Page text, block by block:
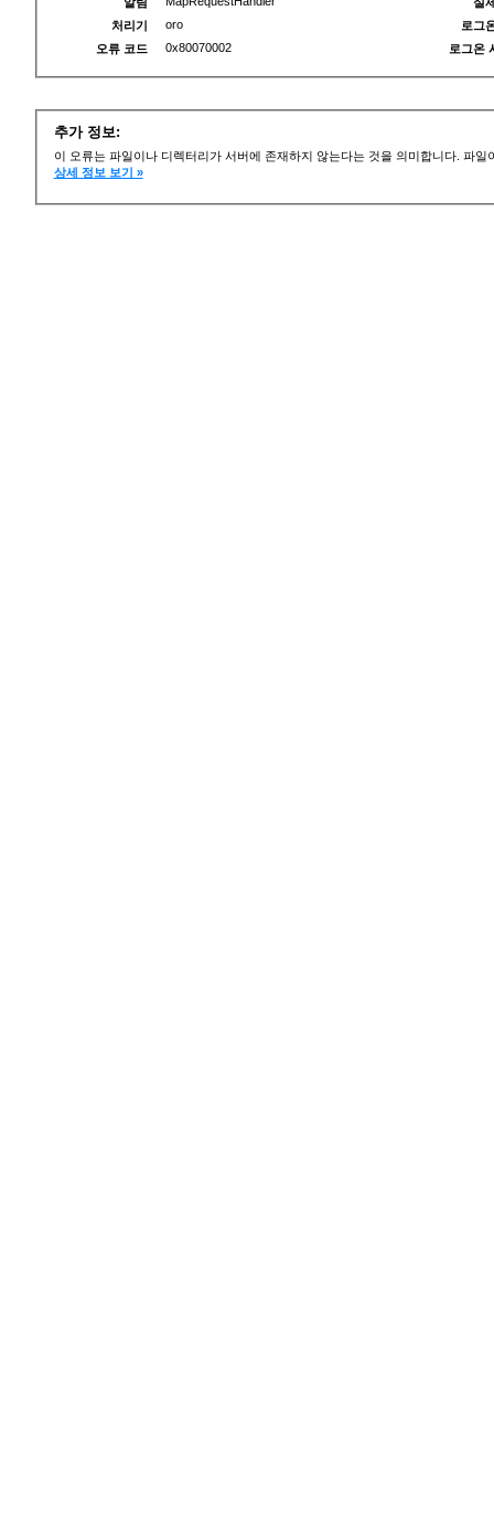
처리기
oro
오류 코드
0x80070002
로그
로그온
추가 정보:
이 오류는 파일이나 디렉터리가 서버에 존재하지 않는다는 것을 의미합니다. 파
상세 정보 보기 »